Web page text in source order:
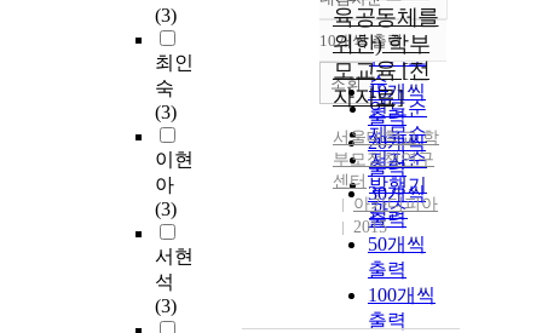
(3)
최인
숙
(3)
이현
아
(3)
서현
석
(3)
정확도
순
인기도
순
연도순
제목순
저자순
발행기
관순
내림차순
10개씩 출력
10개씩
출력
20개씩
출력
30개씩
출력
50개씩
출력
100개씩
출력
조회
육공동체를
위한) 학부
모교육 [전
자자료]
서울대학교 학
부모정책연구
센터
아카디피아
2015